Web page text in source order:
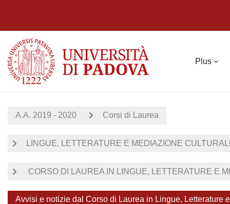
Plus
A.A. 2019 - 2020 Corsi di Laurea
LINGUE, LETTERATURE E MEDIAZIONE
CORSO DI LAUREA IN LINGUE, LETTERATURE E
Avvisi e notizie dal Corso di Laurea in Lingue, Letterature